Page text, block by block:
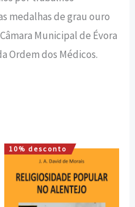
medalhas de grau ouro
Municipal de Évora
Ordem dos Médicos.
10% desconto
O
preço
original
era:
20,00 €.
O
preço
atual
é:
18,00 €.